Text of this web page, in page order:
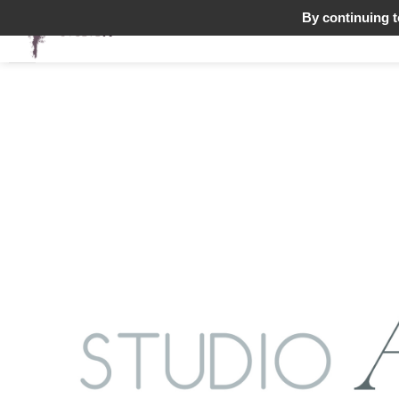
By continuing